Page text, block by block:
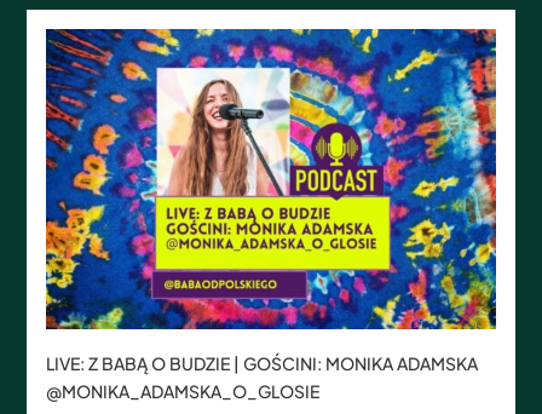
LIVE: Z BABĄ O BUDZIE | GOŚCINI: MONIKA ADAMSKA
@MONIKA_ADAMSKA_O_GLOSIE